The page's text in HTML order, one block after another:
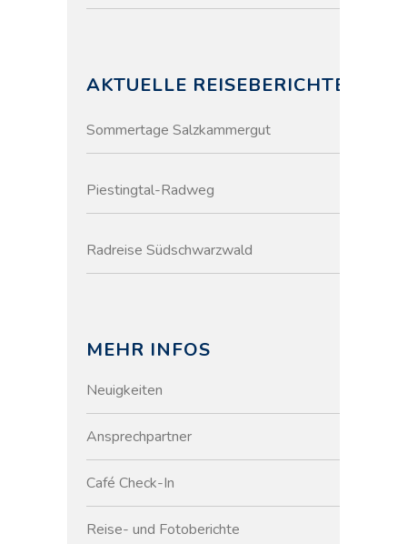
AKTUELLE REISEBERICHTE
Sommertage Salzkammergut
Piestingtal-Radweg
Radreise Südschwarzwald
MEHR INFOS
Neuigkeiten
Ansprechpartner
Café Check-In
Reise- und Fotoberichte